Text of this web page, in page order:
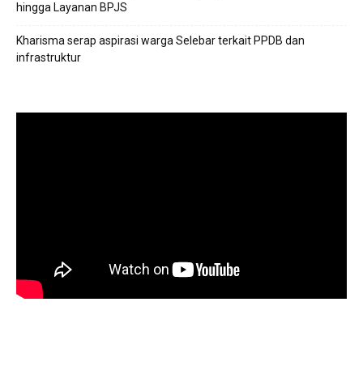
hingga Layanan BPJS
Kharisma serap aspirasi warga Selebar terkait PPDB dan
infrastruktur